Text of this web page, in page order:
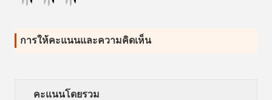
การให้คะแนนและความคิดเห็น
คะแนนโดยรวม